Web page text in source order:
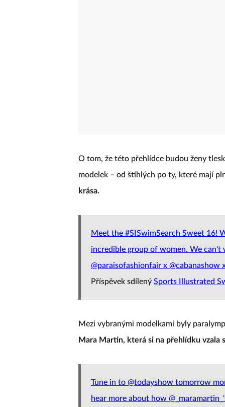
O tom, že této přehlídce budou ženy
modelek – od štíhlých po ty, které mají
krása.
Meet the #SISwimSearch Sweet 16!
incredible group of women. We
@paraisofashionfair x @cabanashow
Příspěvek sdílený Sports Illustrated
Mezi vybranými modelkami byly
Mara Martin, která si na přehlídku vzala
Tune in to @todayshow tomorrow
hear more about how